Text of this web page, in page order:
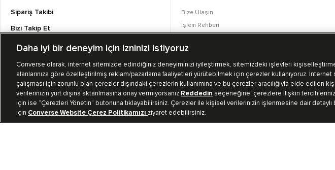
Sipariş Takibi
Bizi Takip Et
Bize Ulaşın
İşlem Rehberi
Converse Coins
TR | TUR
Daha iyi bir deneyim için izninizi istiyoruz
Converse olarak, internet sitemizde edindiğiniz deneyiminizi iyileştirmek, sitemizdeki işlevleri
alanlarınıza göre özelleştirilmiş reklam/pazarlama faaliyetleri yürütebilmek için çerezler kullanıyoruz. İnternet
çalışması için zorunlu olan çerezler dışındaki çerezlerin kullanımına ve bu çerezler aracılığıyla elde edilen
verilerinizin yurt dışına aktarılmasına onay vermiyorsanız Reddedin seçeneğine; çerezlere ilişkin
için ise “Çerezleri Yönetin” butonuna tıklayabilirsiniz. Çerezler ile kişisel verilerinizin işlenmesine dair detaylı
için Converse Website Çerez Politikamızı ziyaret edebilirsiniz.